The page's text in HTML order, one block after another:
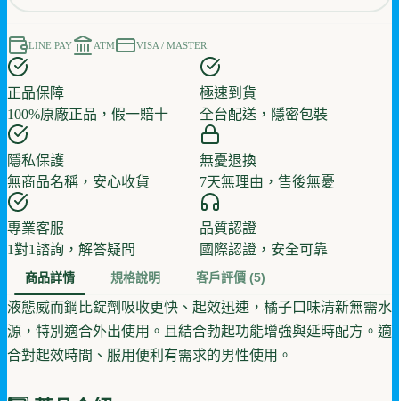
LINE PAY ATM VISA / MASTER
正品保障
100%原廠正品，假一賠十
極速到貨
全台配送，隱密包裝
隱私保護
無商品名稱，安心收貨
無憂退換
7天無理由，售後無憂
專業客服
1對1諮詢，解答疑問
品質認證
國際認證，安全可靠
商品詳情 規格說明 客戶評價 (5)
液態威而鋼比錠劑吸收更快、起效迅速，橘子口味清新無需水
源，特別適合外出使用。且結合勃起功能增強與延時配方。適
合對起效時間、服用便利有需求的男性使用。